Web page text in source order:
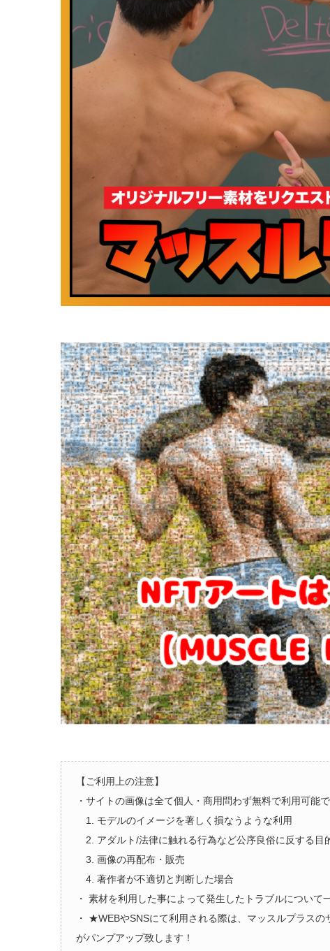
【ご利用上の注意】
・サイトの画像は全て個人・商用問わず無料で利用可能
1. モデルのイメージを著しく損なうような利用
2. アダルト/法律に触れる行為など公序良俗に反する目
3. 画像の再配布・販売
4. 著作者が不適切と判断した場合
・ 素材を利用した事によって発生したトラブルについて
・ ★WEBやSNSにて利用される際は、マッスルプラス
がパンプアップ致します！